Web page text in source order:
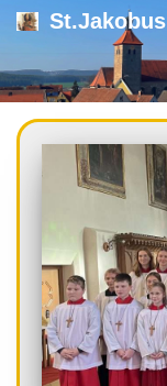
Inhalt
St.Jakobus